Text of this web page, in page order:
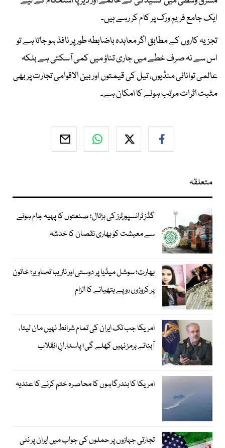
ایک جامع فریم ورک پر کام کر رہے ہیں۔
تجزیہ کاروں کے مطابق اگر معاہدہ باضابطہ طور پر نافذ ہو جاتا ہے تو
اس سے نہ صرف خطے میں جاری تناؤ میں کمی آسکتی ہے بلکہ
عالمی توانائی منڈیوں، تیل کی قیمتوں اور بین الاقوامی تجارت پر بھی
مثبت اثرات مرتب ہونے کا امکان ہے۔
متعلقہ
گڈز ٹرانسپورٹرز کی ہڑتال؛ صنعتوں کا پہیہ جام ہونے
سے معیشت کو بھاری نقصان کا خدشہ
بھارت؛ سوشل میڈیا پر دوستی اور نازیبا تصاویر؛ خاتون
پر کروڑوں روپے ہتھیانے کا الزام
امریکا جب تک ایران کی تمام شرائط نہیں مان لیتا،
آبنائے ہرمز نہیں کھلے گی؛ پاسدارانِ انقلاب
امریکا کا بندرگاہوں کا محاصرہ ختم کرنے کا عندیہ
تجارتی جہازوں پر حملوں کی جواب میں ایران پر نئی